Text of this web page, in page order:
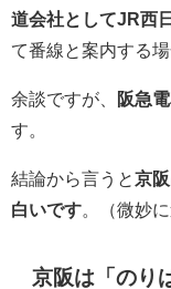
道会社としてJR西
て番線と案内する
余談ですが、 阪急
す。
結論から言うと京
白いです 。（微妙
京阪は「のり